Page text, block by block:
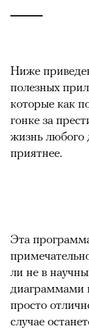
Ниже
полезных
которые как
гонке за
жизнь любого
приятнее.
Эта
ли не в
диаграммами
просто
случае